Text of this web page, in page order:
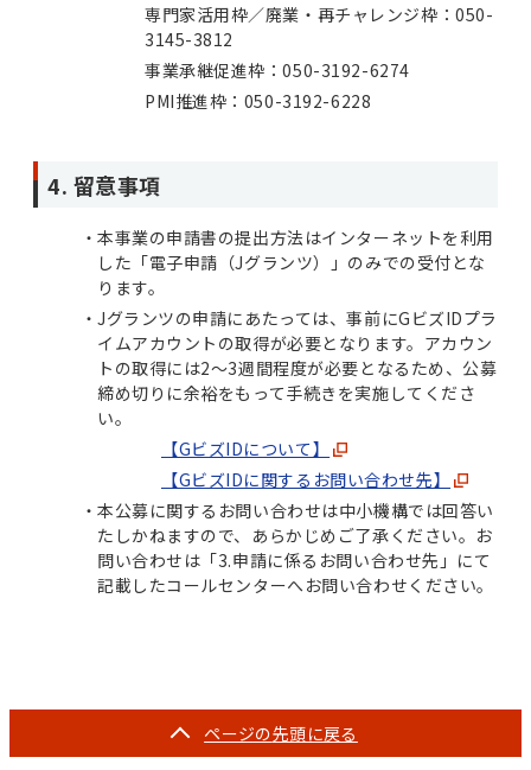
専門家活用枠／廃業・再チャレンジ枠：050-
3145-3812
事業承継促進枠：050-3192-6274
PMI推進枠：050-3192-6228
4. 留意事項
本事業の申請書の提出方法はインターネットを利用
した「電子申請（Jグランツ）」のみでの受付とな
ります。
Jグランツの申請にあたっては、事前にGビズIDプラ
イムアカウントの取得が必要となります。アカウン
トの取得には2～3週間程度が必要となるため、公募
締め切りに余裕をもって手続きを実施してくださ
い。
【GビズIDについて】
【GビズIDに関するお問い合わせ先】
本公募に関するお問い合わせは中小機構では回答い
たしかねますので、あらかじめご了承ください。お
問い合わせは「3.申請に係るお問い合わせ先」にて
記載したコールセンターへお問い合わせください。
ページの先頭に戻る